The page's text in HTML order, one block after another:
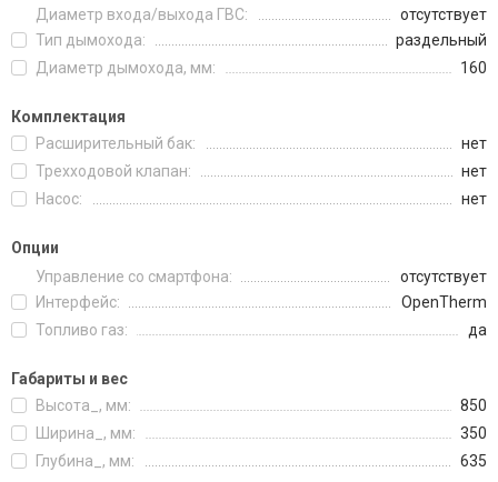
Диаметр входа/выхода ГВС:
отсутствует
Тип дымохода:
раздельный
Диаметр дымохода, мм:
160
Комплектация
Расширительный бак:
нет
Трехходовой клапан:
нет
Насос:
нет
Опции
Управление со смартфона:
отсутствует
Интерфейс:
OpenTherm
Топливо газ:
да
Габариты и вес
Высота_, мм:
850
Ширина_, мм:
350
Глубина_, мм:
635